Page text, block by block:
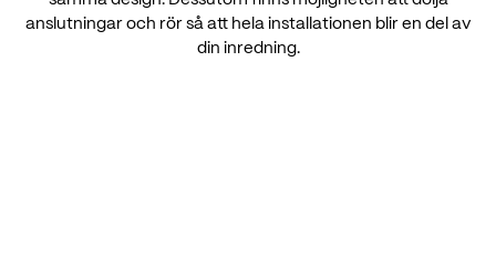
anslutningar och rör så att hela installationen blir en del av
din inredning.